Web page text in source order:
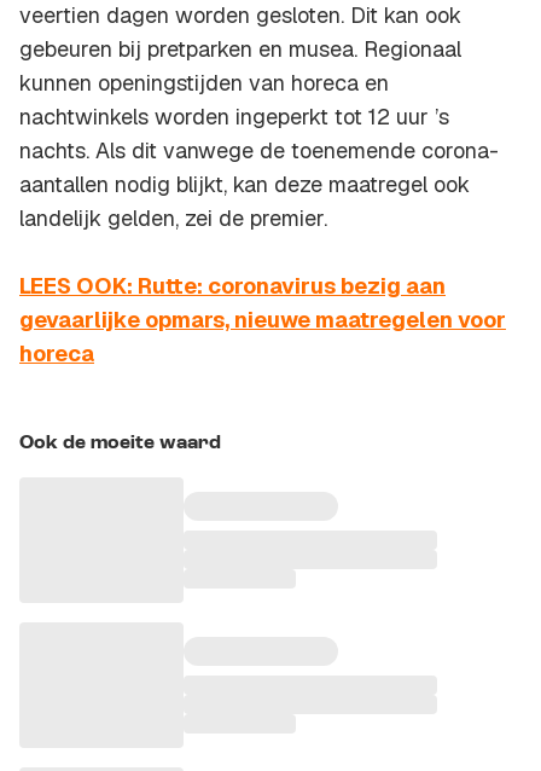
veertien dagen worden gesloten. Dit kan ook
gebeuren bij pretparken en musea. Regionaal
kunnen openingstijden van horeca en
nachtwinkels worden ingeperkt tot 12 uur ’s
nachts. Als dit vanwege de toenemende corona-
aantallen nodig blijkt, kan deze maatregel ook
landelijk gelden, zei de premier.
LEES OOK: Rutte: coronavirus bezig aan
gevaarlijke opmars, nieuwe maatregelen voor
horeca
Ook de moeite waard